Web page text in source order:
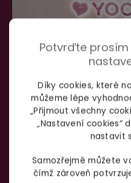
Potvrďte prosím
Díky cookies, které
můžeme lépe
„Přijmout všechny
„Nastavení cookies“
nastavit
Samozřejmě můžete
čímž zároveň